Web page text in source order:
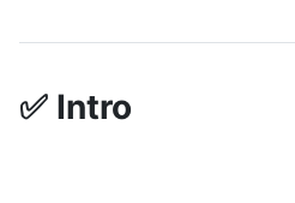
✅ Intro